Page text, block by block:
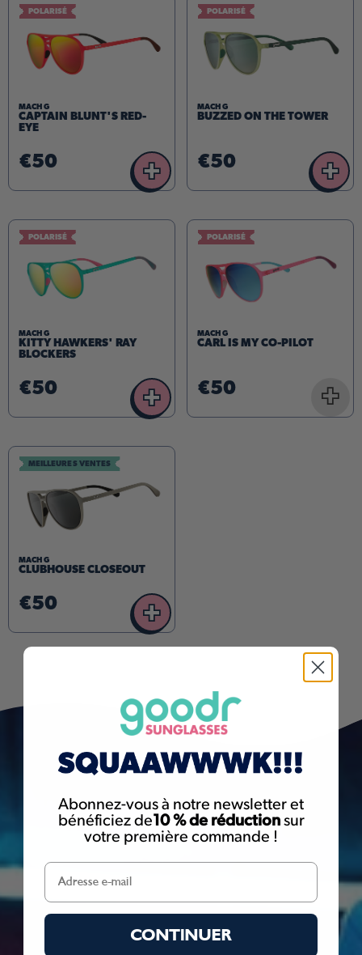
POLARISÉ
MACH G
CAPTAIN BLUNT'S RED-
EYE
€50 +
POLARISÉ
MACH G
BUZZED ON THE TOWER
€50 +
POLARISÉ
MACH G
KITTY HAWKERS' RAY
BLOCKERS
€50 +
POLARISÉ
MACH G
CARL IS MY CO-PILOT
€50 +
MEILLEURES VENTES
MACH G
CLUBHOUSE CLOSEOUT
€50 +
Abonnez-vous à notre newsletter et
bénéficiez de10 % de réductionsur
votre première commande !
CONTINUER